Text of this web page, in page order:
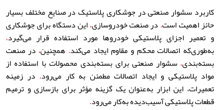
کاربرد سشوار صنعتی در جوشکاری پلاستیک در صنایع مختلف بسیار
حائز اهمیت است.در صنعت خودروسازی،این دستگاه برای جوشکاری
و تعمیر اجزای پلاستیکی خودروها مورد استفاده قرار می‌گیرد،
به‌طوری‌که اتصالات محکم و مقاوم ایجاد می‌کند. همچنین، در صنعت
بسته‌بندی، سشوار صنعتی برای بسته‌بندی محصولات با استفاده از
مواد پلاستیکی و ایجاد اتصالات مطمئن به کار می‌رود. در زمینه
تعمیرات، این ابزار به‌عنوان یک گزینه مؤثر برای بازسازی و ترمیم
قطعات پلاستیکی آسیب‌دیده به‌کار می‌رود.